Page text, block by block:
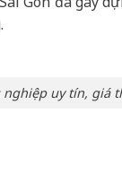
uy tín, giá